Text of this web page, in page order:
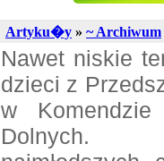
Artyku�y » ~ Archiwum
Nawet niskie
dzieci z
w
Dolnych.